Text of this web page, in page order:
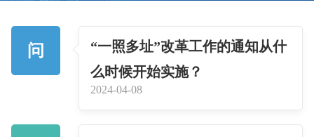
问
“一照多址”改革工作的通知从什
么时候开始实施？
2024-04-08